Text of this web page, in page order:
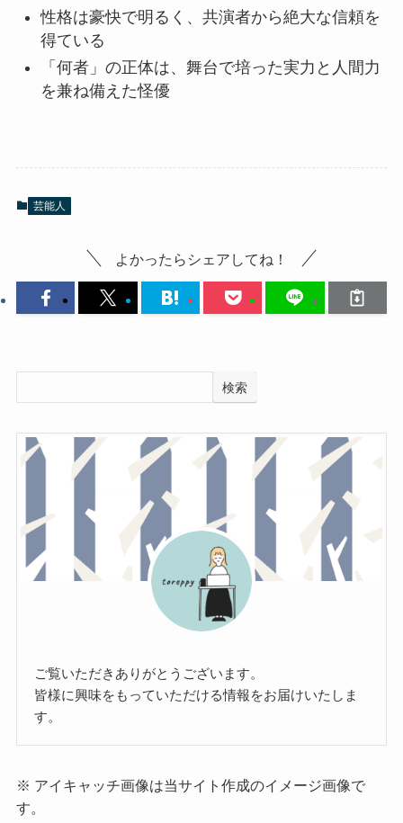
性格は豪快で明るく、共演者から絶大な信頼を
得ている
「何者」の正体は、舞台で培った実力と人間力
を兼ね備えた怪優
芸能人
よかったらシェアしてね！
検索
ご覧いただきありがとうございます。
皆様に興味をもっていただける情報をお届けいたしま
す。
※ アイキャッチ画像は当サイト作成のイメージ画像で
す。